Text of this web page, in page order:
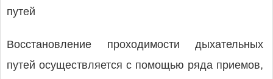
путей
Восстановление проходимости дыхательных
путей осуществляется с помощью ряда приемов,